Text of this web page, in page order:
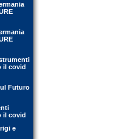
il covid
Futuro
il covid
e